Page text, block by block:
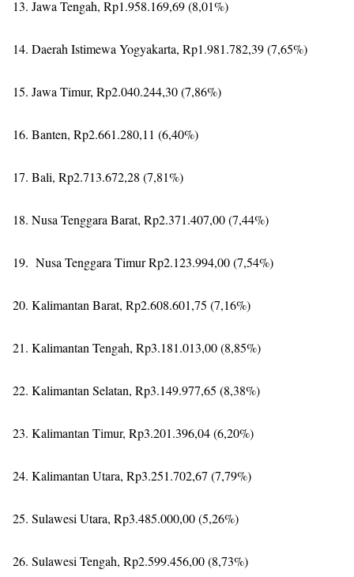
13. Jawa Tengah, Rp1.958.169,69 (8,01%)
14. Daerah Istimewa Yogyakarta, Rp1.981.782,39 (7,65%)
15. Jawa Timur, Rp2.040.244,30 (7,86%)
16. Banten, Rp2.661.280,11 (6,40%)
17. Bali, Rp2.713.672,28 (7,81%)
18. Nusa Tenggara Barat, Rp2.371.407,00 (7,44%)
19. Nusa Tenggara Timur Rp2.123.994,00 (7,54%)
20. Kalimantan Barat, Rp2.608.601,75 (7,16%)
21. Kalimantan Tengah, Rp3.181.013,00 (8,85%)
22. Kalimantan Selatan, Rp3.149.977,65 (8,38%)
23. Kalimantan Timur, Rp3.201.396,04 (6,20%)
24. Kalimantan Utara, Rp3.251.702,67 (7,79%)
25. Sulawesi Utara, Rp3.485.000,00 (5,26%)
26. Sulawesi Tengah, Rp2.599.456,00 (8,73%)